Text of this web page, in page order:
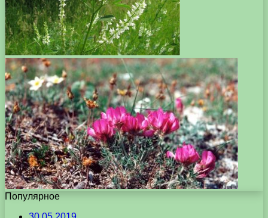
Популярное